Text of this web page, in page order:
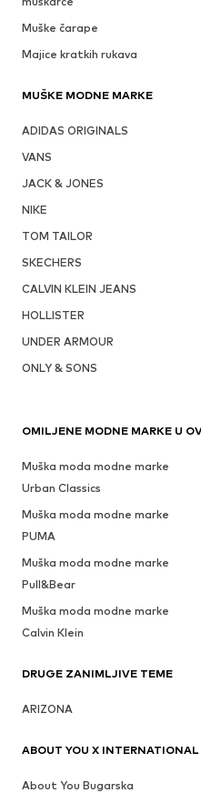
Muške čarape
Majice kratkih rukava
MUŠKE MODNE MARKE
ADIDAS ORIGINALS
VANS
JACK & JONES
NIKE
TOM TAILOR
SKECHERS
CALVIN KLEIN JEANS
HOLLISTER
UNDER ARMOUR
ONLY & SONS
OMILJENE MODNE MARKE U
Muška moda modne marke
Urban Classics
Muška moda modne marke
PUMA
Muška moda modne marke
Pull&Bear
Muška moda modne marke
Calvin Klein
DRUGE ZANIMLJIVE TEME
ARIZONA
ABOUT YOU X INTERNATIONAL
About You Bugarska